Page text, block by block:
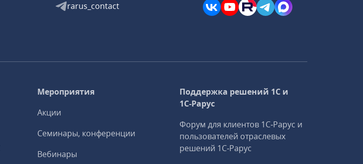
rarus_contact
Мероприятия
Акции
Семинары, конференции
Вебинары
Поддержка решений 1С и
1С‑Рарус
Форум для клиентов 1С‑Рарус и
пользователей отраслевых
решений 1С‑Рарус